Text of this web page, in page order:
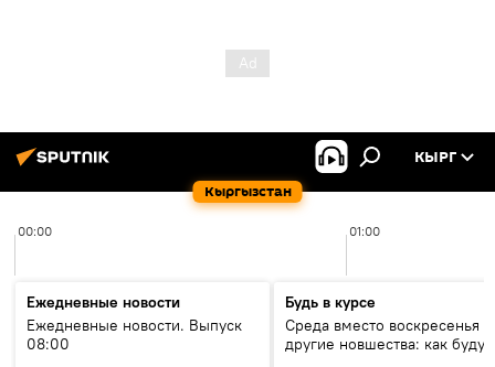
Кыргызстан
КЫРГ
00:00 01:00
Ежедневные новости
Ежедневные новости. Выпуск
08:00
Будь в курсе
Среда вместо воскресенья и
другие новшества: как будут